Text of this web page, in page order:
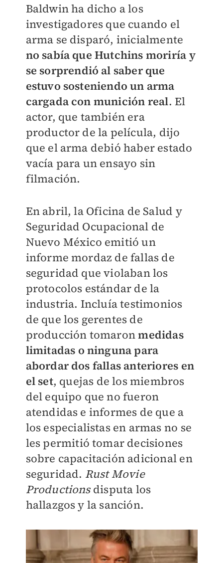
Baldwin ha dicho a los
investigadores que cuando el
arma se disparó, inicialmente
no sabía que Hutchins moriría y
se sorprendió al saber que
estuvo sosteniendo un arma
cargada con munición real. El
actor, que también era
productor de la película, dijo
que el arma debió haber estado
vacía para un ensayo sin
filmación.
En abril, la Oficina de Salud y
Seguridad Ocupacional de
Nuevo México emitió un
informe mordaz de fallas de
seguridad que violaban los
protocolos estándar de la
industria. Incluía testimonios
de que los gerentes de
producción tomaronmedidas
limitadas o ninguna para
abordar dos fallas anteriores en
el set, quejas de los miembros
del equipo que no fueron
atendidas e informes de que a
los especialistas en armas no se
les permitió tomar decisiones
sobre capacitación adicional en
seguridad. Rust Movie
Productionsdisputa los
hallazgos y la sanción.